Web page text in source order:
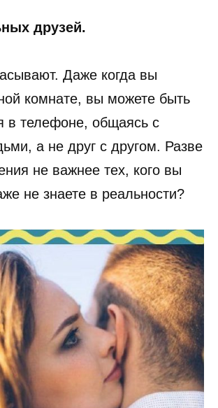
друзей.
Даже когда вы
комнате, вы можете быть
в телефоне, общаясь с
а не друг с другом. Разве
не важнее тех, кого вы
не знаете в реальности?